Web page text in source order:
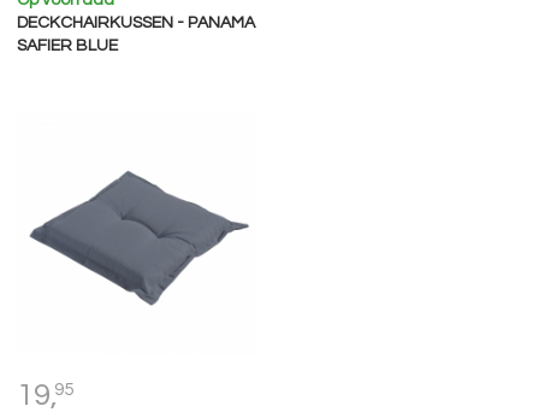
DECKCHAIRKUSSEN - PANAMA
SAFIER BLUE
19,95